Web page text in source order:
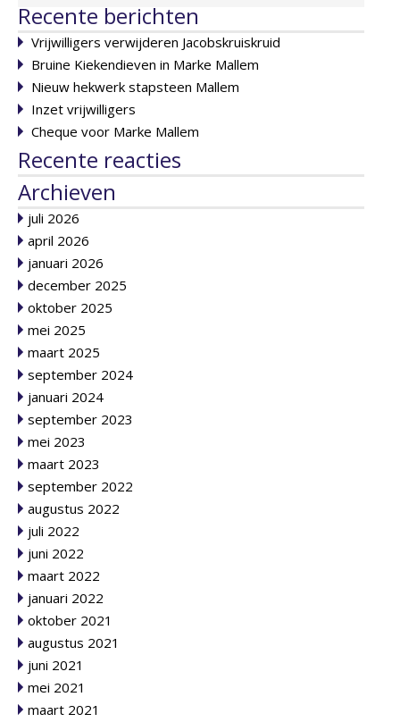
Recente berichten
Vrijwilligers verwijderen Jacobskruiskruid
Bruine Kiekendieven in Marke Mallem
Nieuw hekwerk stapsteen Mallem
Inzet vrijwilligers
Cheque voor Marke Mallem
Recente reacties
Archieven
juli 2026
april 2026
januari 2026
december 2025
oktober 2025
mei 2025
maart 2025
september 2024
januari 2024
september 2023
mei 2023
maart 2023
september 2022
augustus 2022
juli 2022
juni 2022
maart 2022
januari 2022
oktober 2021
augustus 2021
juni 2021
mei 2021
maart 2021